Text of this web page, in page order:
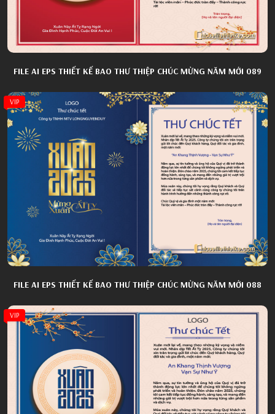
FILE AI EPS THIẾT KẾ BAO THƯ THIỆP CHÚC MỪNG NĂM MỚI 089
VIP
FILE AI EPS THIẾT KẾ BAO THƯ THIỆP CHÚC MỪNG NĂM MỚI 088
VIP